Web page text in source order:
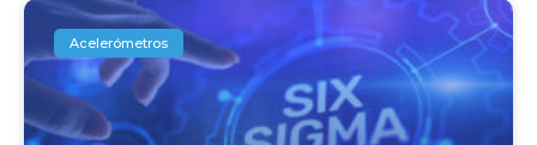
Acelerómetros